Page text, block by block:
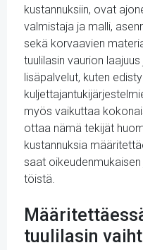
kustannuksiin, ovat
valmistaja ja malli,
sekä korvaavien
tuulilasin vaurion
lisäpalvelut, kuten
myös vaikuttaa
ottaa nämä tekijät
kustannuksia
saat
töistä.
tuulilasin